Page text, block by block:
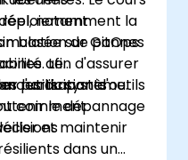
basée sur GitOps
afin d'assurer
du système.
notamment la
de pannes
Le
l'utilisation d'outils
le dépannage
participants
comment
et maintenir
dans un